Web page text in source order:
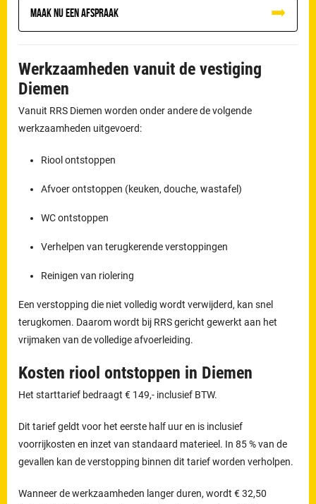
Maak nu een afspraak
Werkzaamheden vanuit de vestiging
Diemen
Vanuit RRS Diemen worden onder andere de volgende
werkzaamheden uitgevoerd:
Riool ontstoppen
Afvoer ontstoppen (keuken, douche, wastafel)
WC ontstoppen
Verhelpen van terugkerende verstoppingen
Reinigen van riolering
Een verstopping die niet volledig wordt verwijderd, kan snel
terugkomen. Daarom wordt bij RRS gericht gewerkt aan het
vrijmaken van de volledige afvoerleiding.
Kosten riool ontstoppen in Diemen
Het starttarief bedraagt € 149,- inclusief BTW.
Dit tarief geldt voor het eerste half uur en is inclusief
voorrijkosten en inzet van standaard materieel. In 85 % van de
gevallen kan de verstopping binnen dit tarief worden verholpen.
Wanneer de werkzaamheden langer duren, wordt € 32,50